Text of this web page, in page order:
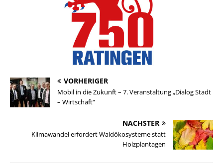
VORHERIGER
Mobil in die Zukunft – 7. Veranstaltung „Dialog Stadt
– Wirtschaft“
NÄCHSTER
Klimawandel erfordert Waldökosysteme statt
Holzplantagen